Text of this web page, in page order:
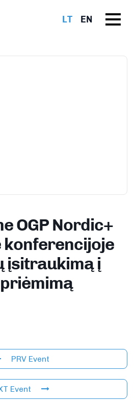
LT EN
OGP Nordic+
konferencijoje
įsitraukimą į
PRV Event
Event